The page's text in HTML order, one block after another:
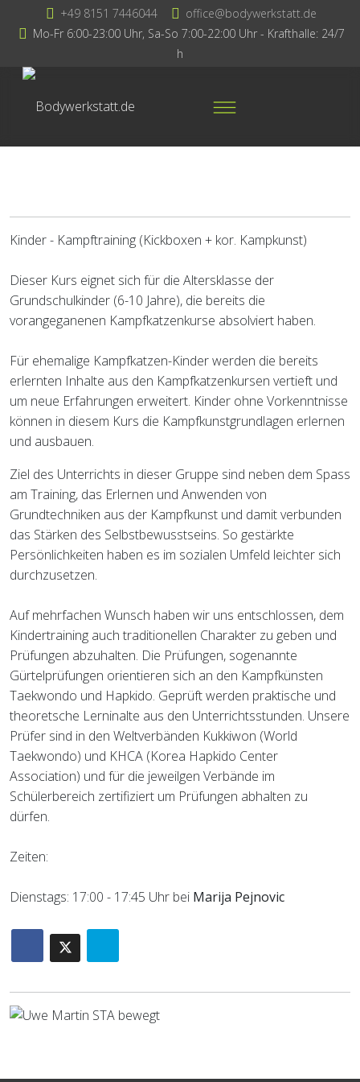
+49 8151 7446044
office@bodywerkstatt.de
Mo-Fr 6:00-23:00 Uhr, Sa-So 7:00-22:00 Uhr - Krafthalle: 24/7
h
Kinder - Kampftraining (Kickboxen + kor. Kampkunst)
Dieser Kurs eignet sich für die Altersklasse der
Grundschulkinder (6-10 Jahre), die bereits die
vorangeganenen Kampfkatzenkurse absolviert haben.
Für ehemalige Kampfkatzen-Kinder werden die bereits
erlernten Inhalte aus den Kampfkatzenkursen vertieft und
um neue Erfahrungen erweitert. Kinder ohne Vorkenntnisse
können in diesem Kurs die Kampfkunstgrundlagen erlernen
und ausbauen.
Ziel des Unterrichts in dieser Gruppe sind neben dem Spass
am Training, das Erlernen und Anwenden von
Grundtechniken aus der Kampfkunst und damit verbunden
das Stärken des Selbstbewusstseins. So gestärkte
Persönlichkeiten haben es im sozialen Umfeld leichter sich
durchzusetzen.
Auf mehrfachen Wunsch haben wir uns entschlossen, dem
Kindertraining auch traditionellen Charakter zu geben und
Prüfungen abzuhalten. Die Prüfungen, sogenannte
Gürtelprüfungen orientieren sich an den Kampfkünsten
Taekwondo und Hapkido. Geprüft werden praktische und
theoretsche Lerninalte aus den Unterrichtsstunden. Unsere
Prüfer sind in den Weltverbänden Kukkiwon (World
Taekwondo) und KHCA (Korea Hapkido Center
Association) und für die jeweilgen Verbände im
Schülerbereich zertifiziert um Prüfungen abhalten zu
dürfen.
Zeiten:
Dienstags: 17:00 - 17:45 Uhr bei Marija Pejnovic